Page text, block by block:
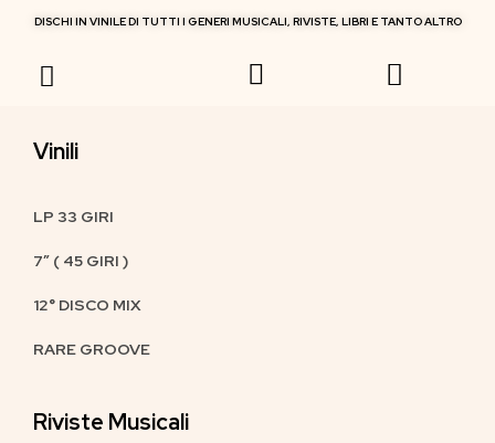
DISCHI IN VINILE DI TUTTI I GENERI MUSICALI, RIVISTE, LIBRI E TANTO ALTRO
Vinili
LP 33 GIRI
7″ ( 45 GIRI )
12° DISCO MIX
RARE GROOVE
Riviste Musicali